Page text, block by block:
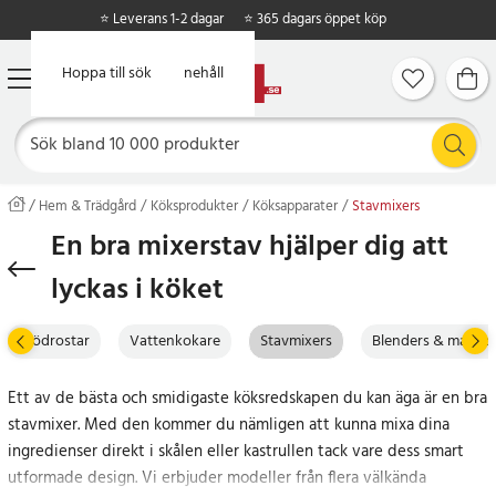
Hoppa till huvudinnehåll
Hoppa till sök
⭐ Leverans 1-2 dagar ⭐ 365 dagars öppet köp
Hem & Trädgård Köksprodukter Köksapparater Stavmixers
En bra mixerstav hjälper dig att
lyckas i köket
Brödrostar Vattenkokare Stavmixers Blenders &
Ett av de bästa och smidigaste köksredskapen du kan äga är en bra
stavmixer. Med den kommer du nämligen att kunna mixa dina
ingredienser direkt i skålen eller kastrullen tack vare dess smart
utformade design. Vi erbjuder modeller från flera välkända